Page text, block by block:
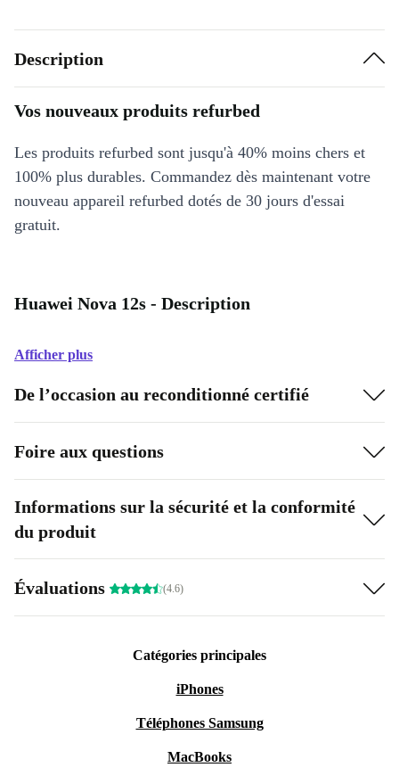
Description
Vos nouveaux produits refurbed
Les produits refurbed sont jusqu'à 40% moins chers et
100% plus durables. Commandez dès maintenant votre
nouveau appareil refurbed dotés de 30 jours d'essai
gratuit.
Huawei Nova 12s - Description
Afficher plus
De l’occasion au reconditionné certifié
Foire aux questions
Informations sur la sécurité et la conformité
du produit
Évaluations (4.6)
Catégories principales
iPhones
Téléphones Samsung
MacBooks